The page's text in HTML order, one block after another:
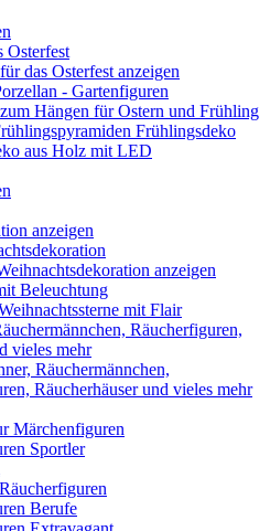
Osterfest
das Osterfest anzeigen
- Gartenfiguren
Hängen für Ostern und Frühling
Frühlingsdeko
aus Holz mit LED
anzeigen
anzeigen
Beleuchtung
mit Flair
Räucherfiguren,
vieles mehr
Räuchermännchen,
Räucherhäuser und vieles mehr
Märchenfiguren
Sportler
Berufe